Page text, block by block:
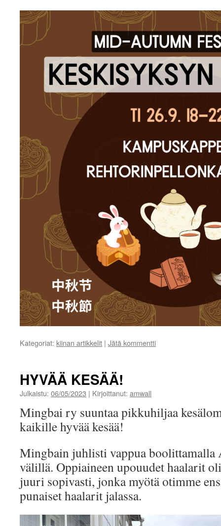
Kategoriat: kiinan artikkelit | Jätä kommentti
HYVÄÄ KESÄÄ!
Julkaistu: 06/05/2023 | Kirjoittanut: amwall
Mingbai ry suuntaa pikkuhiljaa
kaikille hyvää kesää!
Mingbain juhlisti vappua boolittamalla
välillä. Oppiaineen upouudet haalarit
juuri sopivasti, jonka myötä otimme
punaiset haalarit jalassa.